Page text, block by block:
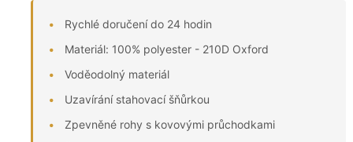
Rychlé doručení do 24 hodin
Materiál: 100% polyester - 210D Oxford
Voděodolný materiál
Uzavírání stahovací šňůrkou
Zpevněné rohy s kovovými průchodkami